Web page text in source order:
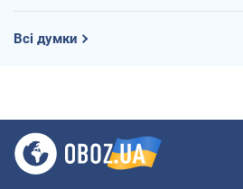
Всі думки